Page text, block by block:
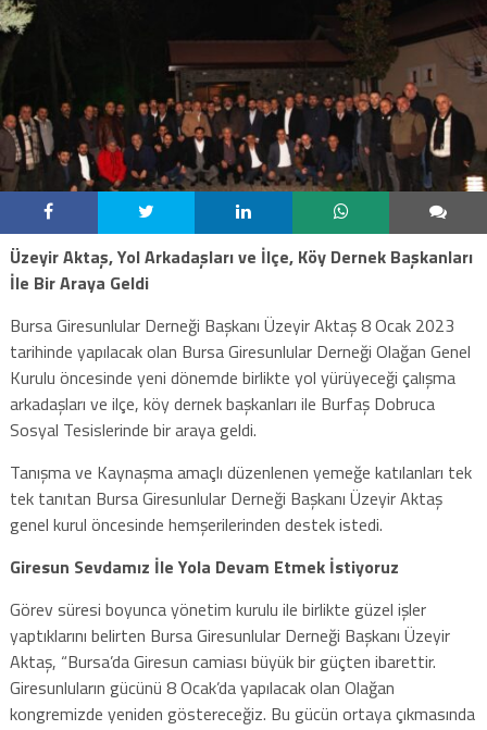
Üzeyir Aktaş, Yol Arkadaşları ve İlçe, Köy Dernek Başkanları
İle Bir Araya Geldi
Bursa Giresunlular Derneği Başkanı Üzeyir Aktaş 8 Ocak 2023
tarihinde yapılacak olan Bursa Giresunlular Derneği Olağan Genel
Kurulu öncesinde yeni dönemde birlikte yol yürüyeceği çalışma
arkadaşları ve ilçe, köy dernek başkanları ile Burfaş Dobruca
Sosyal Tesislerinde bir araya geldi.
Tanışma ve Kaynaşma amaçlı düzenlenen yemeğe katılanları tek
tek tanıtan Bursa Giresunlular Derneği Başkanı Üzeyir Aktaş
genel kurul öncesinde hemşerilerinden destek istedi.
Giresun Sevdamız İle Yola Devam Etmek İstiyoruz
Görev süresi boyunca yönetim kurulu ile birlikte güzel işler
yaptıklarını belirten Bursa Giresunlular Derneği Başkanı Üzeyir
Aktaş, “Bursa’da Giresun camiası büyük bir güçten ibarettir.
Giresunluların gücünü 8 Ocak’da yapılacak olan Olağan
kongremizde yeniden göstereceğiz. Bu gücün ortaya çıkmasında